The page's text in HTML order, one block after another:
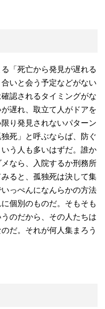
「死亡から発見が遅れる
いと会う予定などがない
認されるタイミングがな
遅れ、取立て人がドアを
り発見されないパターン
死」と呼ぶならば、防ぐ
う人も多いはずだ。誰か
なら、入院するか刑務所
ると、孤独死は決して集
っぺんになんらかの方法
個別のものだ。そもそも
のだから、その人たちは
だ。それが何人集まろう